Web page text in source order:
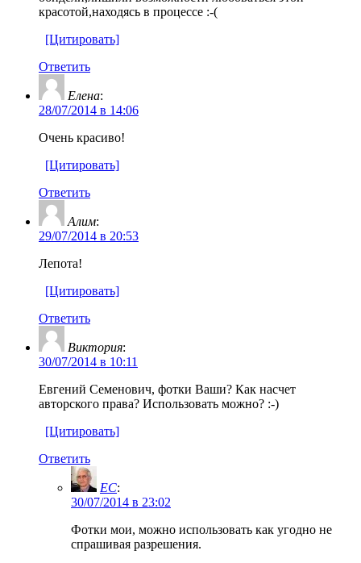
красотой,находясь в процессе :-(
[Цитировать]
Ответить
Елена:
28/07/2014 в 14:06
Очень красиво!
[Цитировать]
Ответить
Алим:
29/07/2014 в 20:53
Лепота!
[Цитировать]
Ответить
Виктория:
30/07/2014 в 10:11
Евгений Семенович, фотки Ваши? Как насчет
авторского права? Использовать можно? :-)
[Цитировать]
Ответить
EC:
30/07/2014 в 23:02
Фотки мои, можно использовать как угодно не
спрашивая разрешения.